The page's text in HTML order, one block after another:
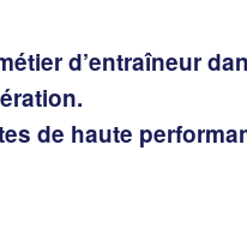
d’entraîneur
de haute